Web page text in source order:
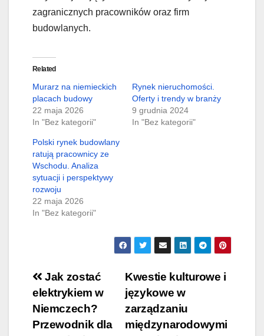
zagranicznych pracowników oraz firm
budowlanych.
Related
Murarz na niemieckich
placach budowy
22 maja 2026
In "Bez kategorii"
Rynek nieruchomości.
Oferty i trendy w branży
9 grudnia 2024
In "Bez kategorii"
Polski rynek budowlany
ratują pracownicy ze
Wschodu. Analiza
sytuacji i perspektywy
rozwoju
22 maja 2026
In "Bez kategorii"
Nawigacja
wpisu
Kwestie kulturowe i
językowe w
zarządzaniu
międzynarodowymi
Jak zostać
elektrykiem w
Niemczech?
Przewodnik dla